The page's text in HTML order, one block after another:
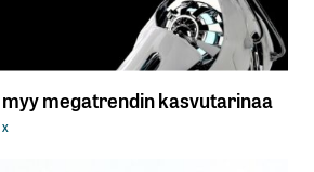
myy megatrendin kasvutarinaa
X